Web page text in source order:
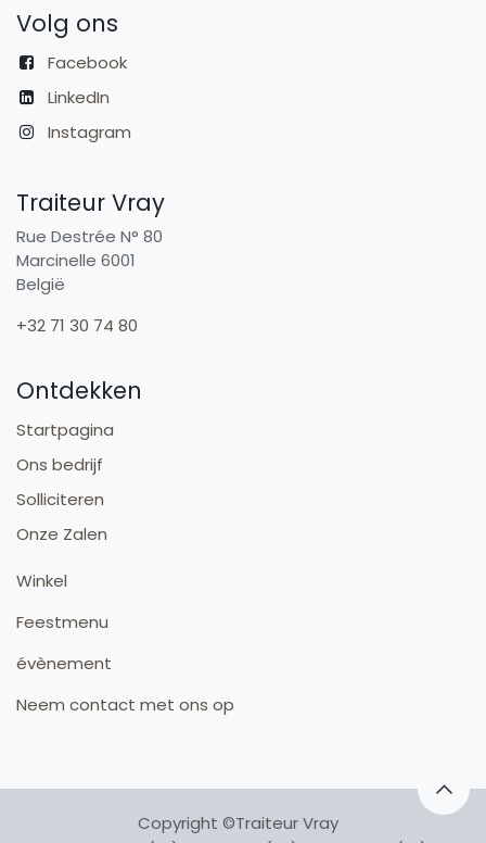
Volg ons
Facebook
LinkedIn
Instagram
Traiteur Vray
Rue Destrée N° 80
Marcinelle 6001
België
+32 71 30 74 80
Ontdekken
Startpagina
Ons bedrijf
Solliciteren
Onze Zalen
Winkel
Feestmenu
évènement
Neem contact met ons op
Copyright ©Traiteur Vray